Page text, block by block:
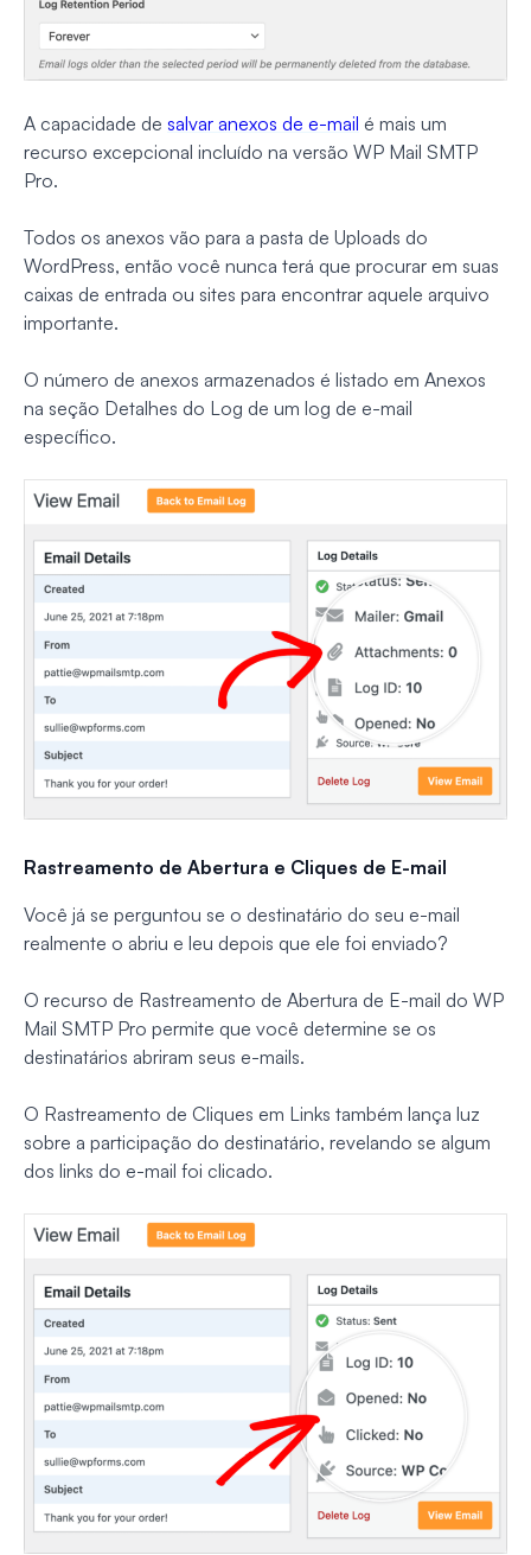
A capacidade de salvar anexos de e-mail é mais um
recurso excepcional incluído na versão WP Mail SMTP
Pro.
Todos os anexos vão para a pasta de Uploads do
WordPress, então você nunca terá que procurar em suas
caixas de entrada ou sites para encontrar aquele arquivo
importante.
O número de anexos armazenados é listado em Anexos
na seção Detalhes do Log de um log de e-mail
específico.
Rastreamento de Abertura e Cliques de E-mail
Você já se perguntou se o destinatário do seu e-mail
realmente o abriu e leu depois que ele foi enviado?
O recurso de Rastreamento de Abertura de E-mail do WP
Mail SMTP Pro permite que você determine se os
destinatários abriram seus e-mails.
O Rastreamento de Cliques em Links também lança luz
sobre a participação do destinatário, revelando se algum
dos links do e-mail foi clicado.